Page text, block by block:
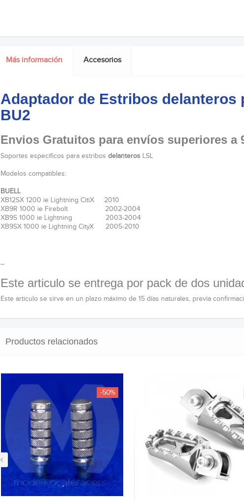
Más información Accesorios
Adaptador de Estribos delanteros
BU2
Envios Gratuitos para envíos superiores a
Soportes especificos para estribos delanterosLSL
Modelos compatibles:
BUELL
XB12SX 1200 ie Lightning CitiX 2010
XB9R 1000 ie Firebolt 2002-2004
XB9S 1000 ie Lightning 2003-2004
XB9SX 1000 ie Lightning CityX 2005-2010
Este articulo se entrega por pack de dos
Este articulo se sirve en un plazo máximo de 15 días naturales, previa
Productos relacionados
‹
-50%